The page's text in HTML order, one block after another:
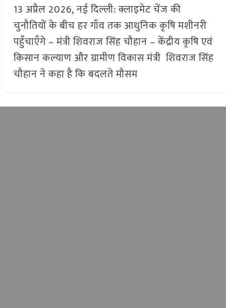
13 अप्रैल 2026, नई दिल्ली: क्लाइमेट चेंज की
चुनौतियों के बीच हर गाँव तक आधुनिक कृषि मशीनरी
पहुँचाएँगे – मंत्री शिवराज सिंह चौहान – केंद्रीय कृषि एवं
किसान कल्याण और ग्रामीण विकास मंत्री शिवराज सिंह
चौहान ने कहा है कि बदलते मौसम